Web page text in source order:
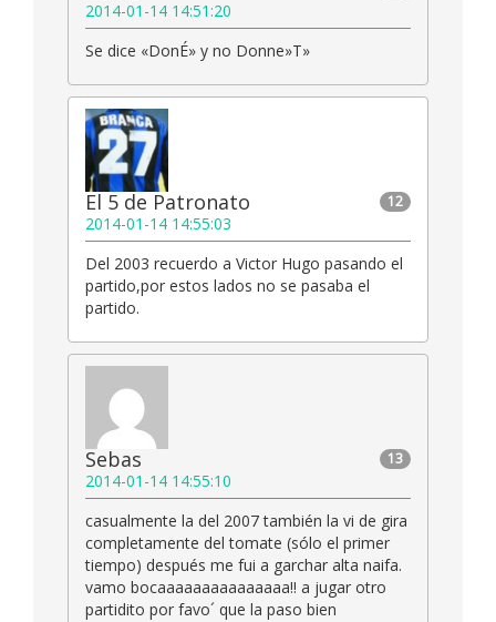
2014-01-14 14:51:20
Se dice «DonÉ» y no Donne»T»
12
El 5 de Patronato
2014-01-14 14:55:03
Del 2003 recuerdo a Victor Hugo pasando el
partido,por estos lados no se pasaba el
partido.
13
Sebas
2014-01-14 14:55:10
casualmente la del 2007 también la vi de gira
completamente del tomate (sólo el primer
tiempo) después me fui a garchar alta naifa.
vamo bocaaaaaaaaaaaaaaa!! a jugar otro
partidito por favo´ que la paso bien